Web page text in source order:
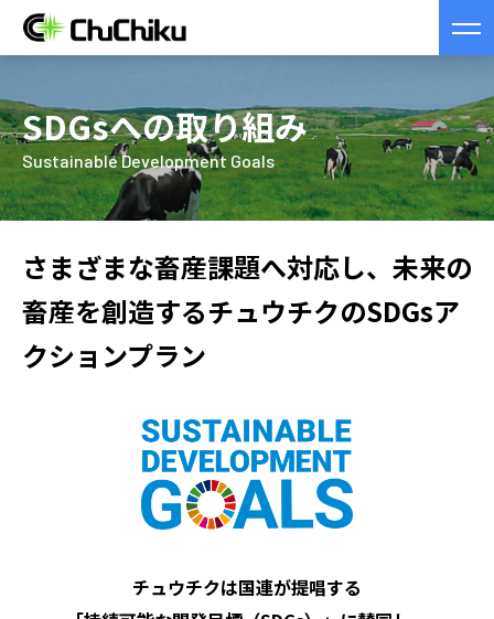
SDGsへの取り組み
Sustainable Development Goals
さまざまな畜産課題へ対応し、未来の
畜産を創造するチュウチクのSDGsア
クションプラン
チュウチクは国連が提唱する